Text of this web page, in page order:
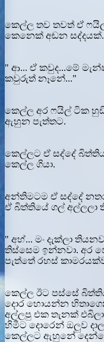
කෙල්ල තව තවත් ඒ
කෙනෙක් අඬන
" ආ... ඒ කවුද...මේ
කවුරුත් නෑනේ..."
කෙල්ල අර ෆයිල් ටික
ඇහුන පැත්තට.
කෙල්ලට ඒ සද්දේ
කෙල්ල ගියා.
අන්තිමටම ඒ සද්දේ
ඒ බිත්තියේ ගල් අල්ලලා
" අහ්... මං දැක්ලා
තිස්සෙම ඉන්නවා. අර
පැත්තේ රහස්
කෙල්ල ඊට පස්සේ
දොර හොයන්න
අල්ලපු එක තැනක්
හිමීට දොරෙන් ඔලුව
කෙල්ලට ඇහුනේ